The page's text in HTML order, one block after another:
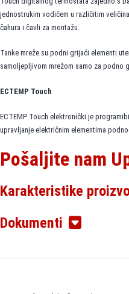
jednostrukim vodičem u različitim
čahura i čavli za montažu.
Tanke mreže su podni grijaći elementi
samoljepljivom mrežom samo za podno
ECTEMP Touch
ECTEMP Touch elektronički je
upravljanje električnim elementima
komforno grijanje poda.
Pošaljite nam
Karakteristike
Dokumenti